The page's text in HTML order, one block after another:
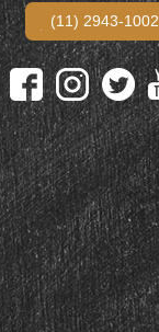
(11) 2943-1002